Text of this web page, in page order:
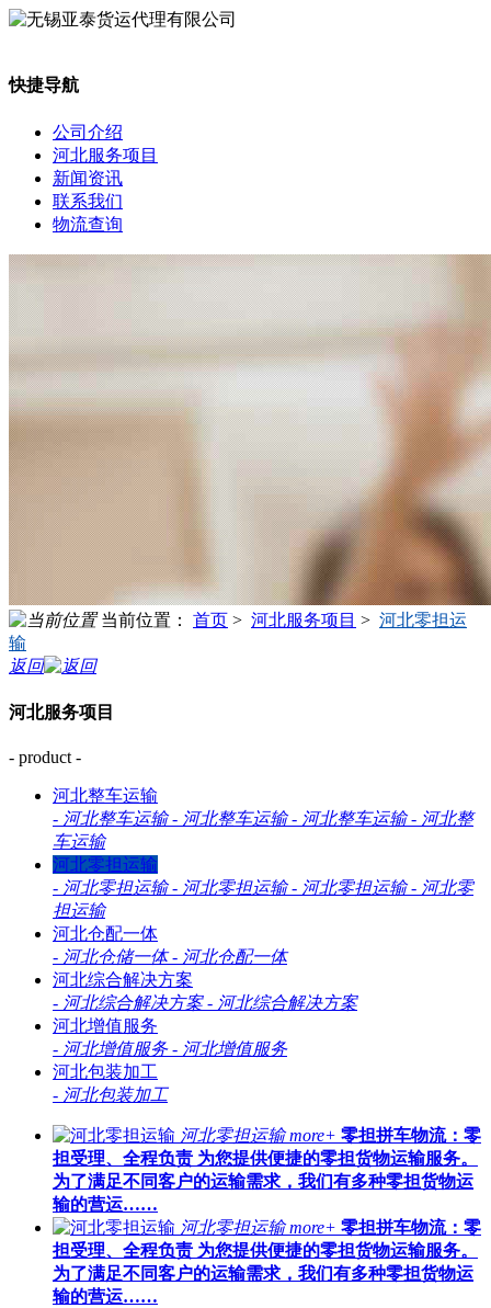
快捷导航
公司介绍
河北服务项目
新闻资讯
联系我们
物流查询
当前位置： 首页 > 河北服务项目 > 河北零担运
输
返回
河北服务项目
- product -
河北整车运输
- 河北整车运输 - 河北整车运输 - 河北整车运输 - 河北整
车运输
河北零担运输
- 河北零担运输 - 河北零担运输 - 河北零担运输 - 河北零
担运输
河北仓配一体
- 河北仓储一体 - 河北仓配一体
河北综合解决方案
- 河北综合解决方案 - 河北综合解决方案
河北增值服务
- 河北增值服务 - 河北增值服务
河北包装加工
- 河北包装加工
河北零担运输more+ 零担拼车物流：零
担受理、全程负责 为您提供便捷的零担货物运输服务。
为了满足不同客户的运输需求，我们有多种零担货物运
输的营运……
河北零担运输more+ 零担拼车物流：零
担受理、全程负责 为您提供便捷的零担货物运输服务。
为了满足不同客户的运输需求，我们有多种零担货物运
输的营运……